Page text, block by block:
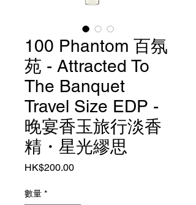
100 Phantom 百氛
苑 - Attracted To
The Banquet
Travel Size EDP -
晚宴香玉旅行淡香
精・星光繆思
HK$200.00價
數量 *